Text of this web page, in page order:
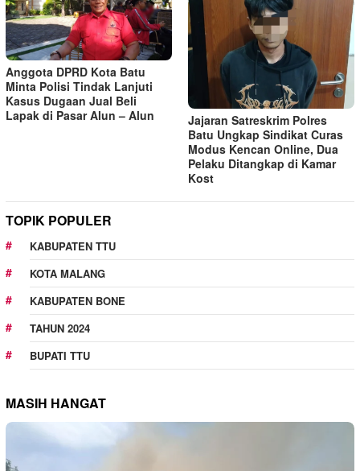
Anggota DPRD Kota Batu
Minta Polisi Tindak Lanjuti
Kasus Dugaan Jual Beli
Lapak di Pasar Alun – Alun
Jajaran Satreskrim Polres
Batu Ungkap Sindikat Curas
Modus Kencan Online, Dua
Pelaku Ditangkap di Kamar
Kost
TOPIK POPULER
KABUPATEN TTU
KOTA MALANG
KABUPATEN BONE
TAHUN 2024
BUPATI TTU
MASIH HANGAT